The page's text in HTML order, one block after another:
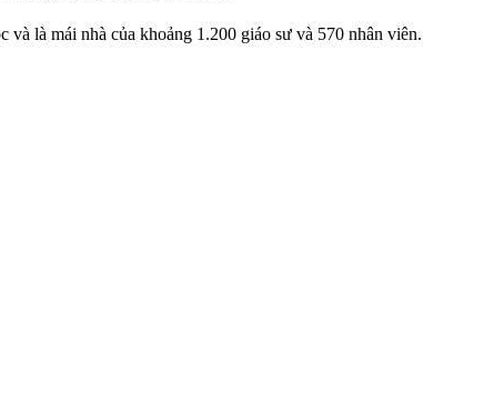
là mái nhà của khoảng 1.200 giáo sư và 570 nhân viên.